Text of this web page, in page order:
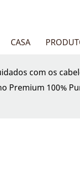
CASA
com os
Premium 100%